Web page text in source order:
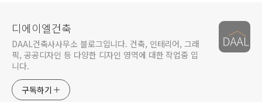
디에이엘건축
DAAL건축사사무소 블로그입니다. 건축, 인테리어, 그래
픽, 공공디자인 등 다양한 디자인 영역에 대한 작업중 입
니다.
구독하기